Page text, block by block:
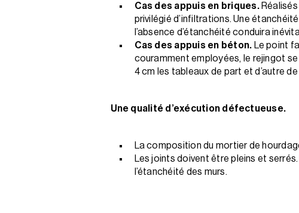
Cas des appuis en briques.
privilégié d’infiltrations. Une
l’absence d’étanchéité conduira
Cas des appuis en béton. Le point
couramment employées, le rejingot se
4 cm les tableaux de part et d’autre
Une qualité d’exécution défectueuse.
La composition du mortier de
Les joints doivent être pleins et
l’étanchéité des murs.